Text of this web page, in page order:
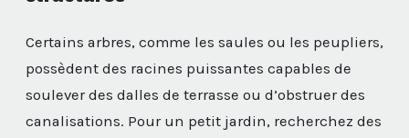
Certains arbres, comme les saules ou les peupliers,
possèdent des racines puissantes capables de
soulever des dalles de terrasse ou d’obstruer des
canalisations. Pour un petit jardin, recherchez des